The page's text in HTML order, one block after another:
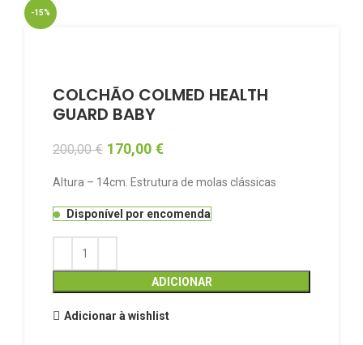
-15%
COLCHÃO COLMED HEALTH
GUARD BABY
200,00€ 170,00 €
Altura – 14cm. Estrutura de molas clássicas
Disponível por encomenda
ADICIONAR
Adicionar à wishlist